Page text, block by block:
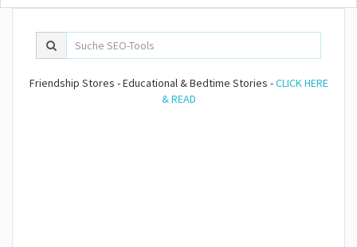
Friendship Stores - Educational & Bedtime Stories -CLICK HERE
& READ